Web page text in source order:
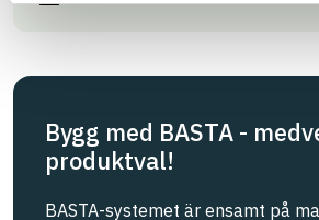
Bygg med BASTA -
produktval!
BASTA-systemet är ensamt på